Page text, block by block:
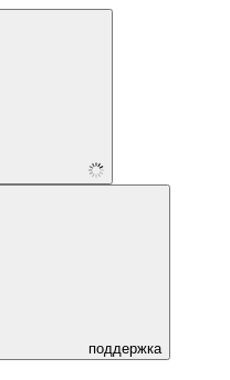
поддержка